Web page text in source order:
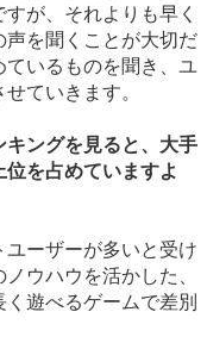
が、それよりも早く
を聞くことが大切だ
いるものを聞き、ユ
ていきます。
ングを見ると、大手
を占めていますよ
ーザーが多いと受け
ウハウを活かした、
遊べるゲームで差別